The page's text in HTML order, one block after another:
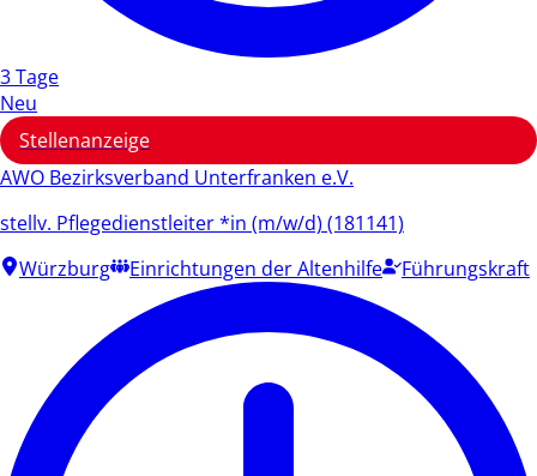
3 Tage
Neu
Stellenanzeige
AWO Bezirksverband Unterfranken e.V.
stellv. Pflegedienstleiter *in (m/w/d) (181141)
Würzburg
Einrichtungen der Altenhilfe Führungskraft